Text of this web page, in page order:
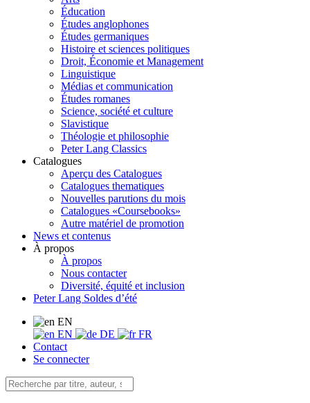
Éducation
Études anglophones
Études germaniques
Histoire et sciences politiques
Droit, Économie et Management
Linguistique
Médias et communication
Études romanes
Science, société et culture
Slavistique
Théologie et philosophie
Peter Lang Classics
Catalogues
Aperçu des Catalogues
Catalogues thematiques
Nouvelles parutions du mois
Catalogues «Coursebooks»
Autre matériel de promotion
News et contenus
À propos
À propos
Nous contacter
Diversité, équité et inclusion
Peter Lang Soldes d’été
EN
EN
DE
FR
Contact
Se connecter